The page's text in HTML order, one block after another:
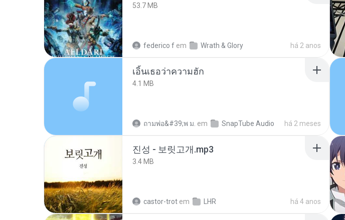
53.7 MB
federico f em Wrath & Glory há 2 anos
เอิ้นเธอว่าความฮัก
4.1 MB
ถามพ่อ&#39;พ ม. em SnapTube Audio há 2 meses
진성 - 보릿고개.mp3
3.4 MB
castor-trot em LHR há 4 anos